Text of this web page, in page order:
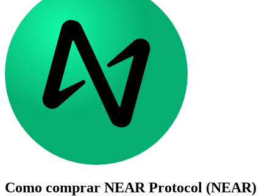
Como comprar NEAR Protocol (NEAR)